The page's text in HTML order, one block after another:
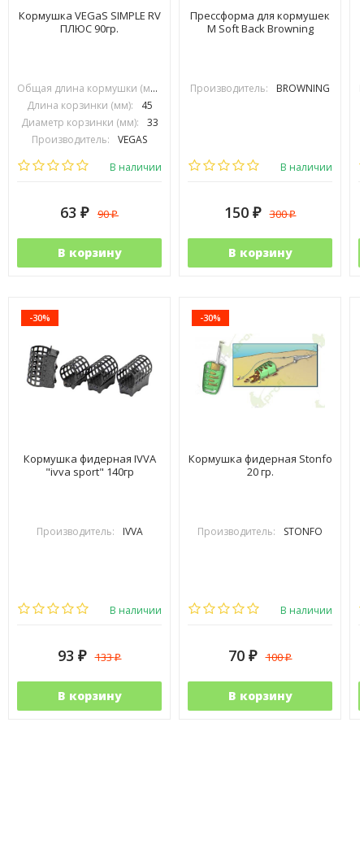
Кормушка VEGaS SIMPLE RV
ПЛЮС 90гр.
Общая длина кормушки (мм):
Длина корзинки (мм):
45
Диаметр корзинки (мм):
33
Производитель:
VEGAS
В наличии
63 ₽ 90₽
В корзину
Прессформа для кормушек
M Soft Back Browning
Производитель: BROWNING
В наличии
150 ₽ 300₽
В корзину
-30%
Кормушка фидерная IVVA
"ivva sport" 140гр
Производитель: IVVA
В наличии
93 ₽ 133₽
В корзину
-30%
Кормушка фидерная Stonfo
20 гр.
Производитель: STONFO
В наличии
70 ₽ 100₽
В корзину